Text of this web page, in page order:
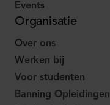
Events
Organisatie
Over ons
Werken bij
Voor studenten
Banning Opleidingen